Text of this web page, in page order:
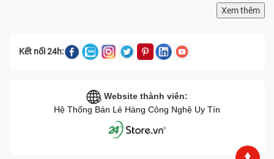
khung kim loại
chống nước tiếp
tục hoạt động
tốt nếu thực
Có thể mất tính
khung/lớp ron không
tốt và dùng linh kiện
chất lượng, chức
năng vẫn ổn định.
Xem thêm
Kết nối 24h:
Website thành viên:
Hệ Thống Bán Lẻ Hàng Công Nghệ Uy Tín